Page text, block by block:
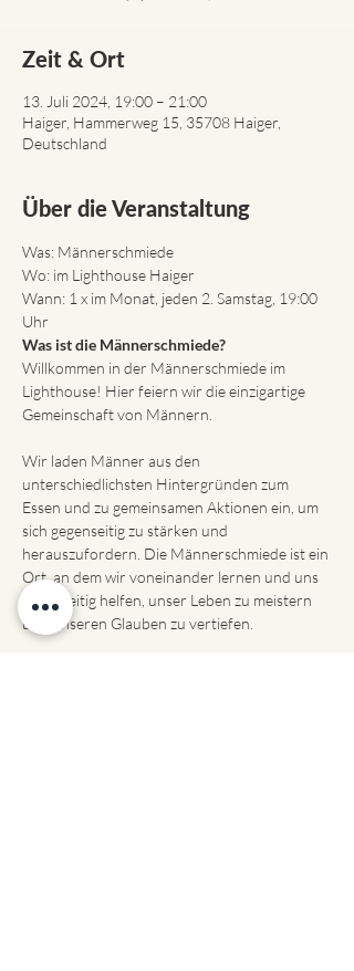
Zeit & Ort
13. Juli 2024, 19:00 – 21:00
Haiger, Hammerweg 15, 35708 Haiger,
Deutschland
Über die Veranstaltung
Was: Männerschmiede
Wo: im Lighthouse Haiger
Wann: 1 x im Monat, jeden 2. Samstag, 19:00
Uhr
Was ist die Männerschmiede?
Willkommen in der Männerschmiede im
Lighthouse! Hier feiern wir die einzigartige
Gemeinschaft von Männern.
Wir laden Männer aus den
unterschiedlichsten Hintergründen zum
Essen und zu gemeinsamen Aktionen ein, um
sich gegenseitig zu stärken und
herauszufordern. Die Männerschmiede ist ein
Ort, an dem wir voneinander lernen und uns
gegenseitig helfen, unser Leben zu meistern
und unseren Glauben zu vertiefen.